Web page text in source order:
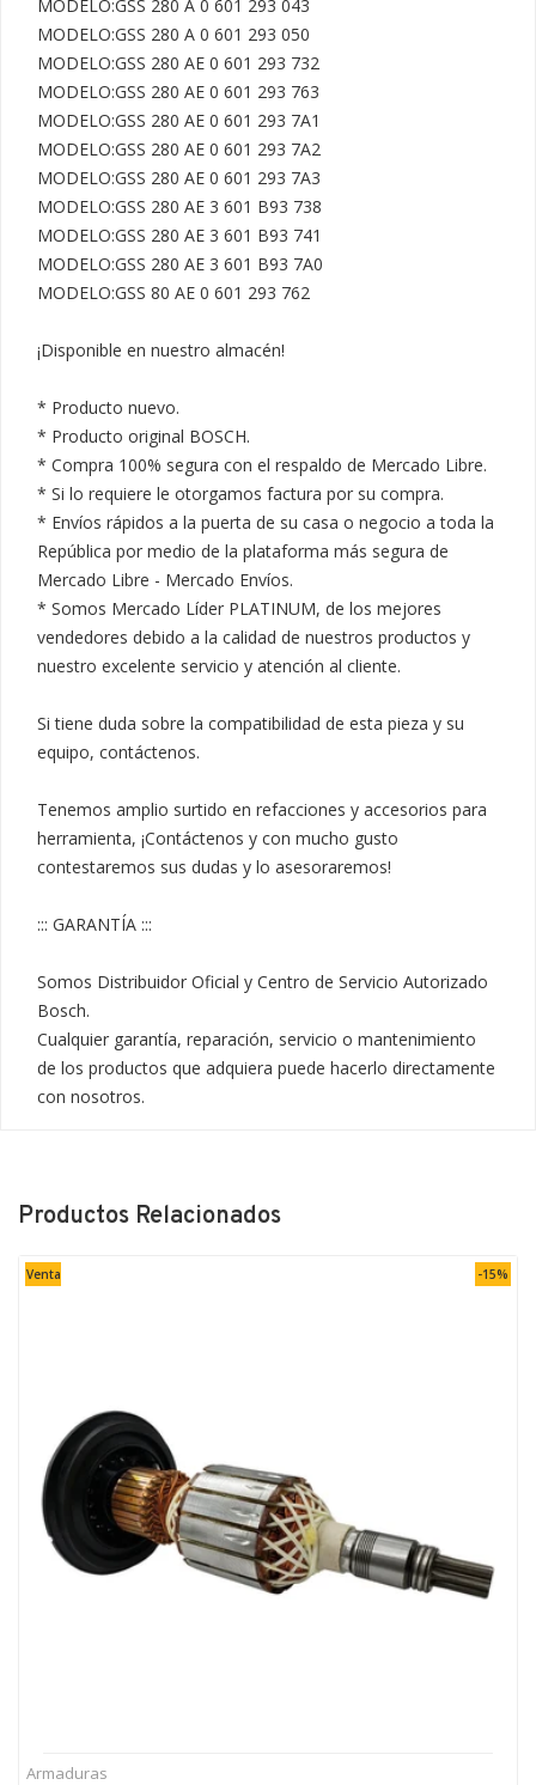
MODELO:GSS 280 A 0 601 293 043
MODELO:GSS 280 A 0 601 293 050
MODELO:GSS 280 AE 0 601 293 732
MODELO:GSS 280 AE 0 601 293 763
MODELO:GSS 280 AE 0 601 293 7A1
MODELO:GSS 280 AE 0 601 293 7A2
MODELO:GSS 280 AE 0 601 293 7A3
MODELO:GSS 280 AE 3 601 B93 738
MODELO:GSS 280 AE 3 601 B93 741
MODELO:GSS 280 AE 3 601 B93 7A0
MODELO:GSS 80 AE 0 601 293 762
¡Disponible en nuestro almacén!
* Producto nuevo.
* Producto original BOSCH.
* Compra 100% segura con el respaldo de Mercado Libre.
* Si lo requiere le otorgamos factura por su compra.
* Envíos rápidos a la puerta de su casa o negocio a toda la
República por medio de la plataforma más segura de
Mercado Libre - Mercado Envíos.
* Somos Mercado Líder PLATINUM, de los mejores
vendedores debido a la calidad de nuestros productos y
nuestro excelente servicio y atención al cliente.
Si tiene duda sobre la compatibilidad de esta pieza y su
equipo, contáctenos.
Tenemos amplio surtido en refacciones y accesorios para
herramienta, ¡Contáctenos y con mucho gusto
contestaremos sus dudas y lo asesoraremos!
::: GARANTÍA :::
Somos Distribuidor Oficial y Centro de Servicio Autorizado
Bosch.
Cualquier garantía, reparación, servicio o mantenimiento
de los productos que adquiera puede hacerlo directamente
con nosotros.
Productos Relacionados
Venta -15%
Armaduras